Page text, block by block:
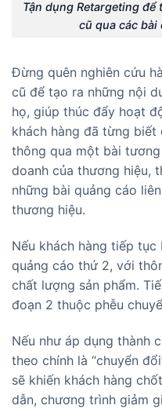
Tận dụng Retargeting
cũ qua các bài
Đừng quên nghiên cứu
cũ để tạo ra những nội
họ, giúp thúc đẩy hoạt
khách hàng đã từng biết
thông qua một bài
doanh của thương hiệu,
những bài quảng cáo
thương hiệu.
Nếu khách hàng tiếp
quảng cáo thứ 2, với
chất lượng sản phẩm.
đoạn 2 thuộc phễu
Nếu như áp dụng thành
theo chính là “chuyển
sẽ khiến khách hàng
dẫn, chương trình giảm